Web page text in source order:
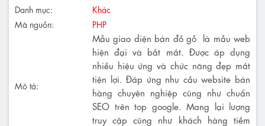
Danh mục:
Khác
Mã nguồn:
PHP
Mô tả:
Mẫu giao diện bán đồ gỗ là mẫu web
hiện đại và bắt mắt. Được áp dụng
nhiều hiệu ứng và chức năng đẹp mắt
tiện lợi. Đáp ứng nhu cầu website bán
hàng chuyên nghiệp cũng như chuẩn
SEO trên top google. Mang lại lượng
truy cập cũng như khách hàng tiềm